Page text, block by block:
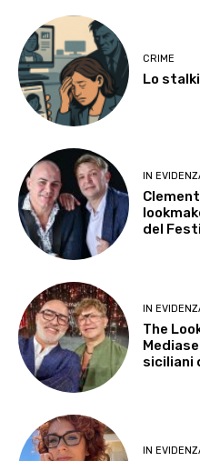
CRIME
Lo
IN
del
IN
The
siciliani
IN